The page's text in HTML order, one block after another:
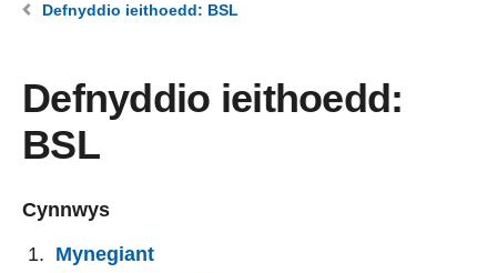
Defnyddio ieithoedd: BSL
Defnyddio ieithoedd:
BSL
Cynnwys
Mynegiant